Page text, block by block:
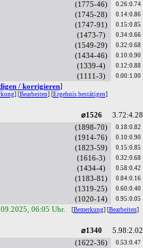
(1775-46) 0.26:0.74
(1745-28) 0.14:0.86
(1747-91) 0.15:0.85
(1473-7) 0.34:0.66
(1549-29) 0.32:0.68
(1434-46) 0.10:0.90
(1339-4) 0.12:0.88
(1111-3) 0.00:1.00
/ korrigieren
] [Bearbeiten] [Ergebnis bestätigen]
⌀1526
3.72:4.28
(1898-70) 0.18:0.82
(1914-76) 0.10:0.90
(1823-59) 0.15:0.85
(1616-3) 0.32:0.68
(1434-4) 0.58:0.42
(1183-81) 0.84:0.16
(1319-25) 0.60:0.40
(1020-14) 0.95:0.05
06:05 Uhr. [Bemerkung] [Bearbeiten]
⌀1340
5.98:2.02
(1622-36) 0.53:0.47